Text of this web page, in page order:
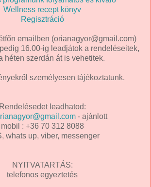
Wellness recept könyv
Regisztráció
emailben (orianagyor@gmail.com)
16.00-ig leadjátok a rendeléseitek,
héten szerdán át is vehetitek.
személyesen tájékoztatunk.
Rendelésedet leadhatod:
- ajánlott
mobil : +36 70 312 8088
whats up, viber, messenger
NYITVATARTÁS:
telefonos egyeztetés